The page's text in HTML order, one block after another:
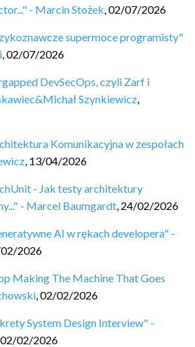
- Marcin Stożek,02/07/2026
supermoce programisty"
,02/07/2026
DevSecOps, czyli Zarf i
Szynkiewicz,
Komunikacyjna w zespołach
, 13/04/2026
- Jak testy architektury
- Marcel Baumgardt, 24/02/2026
AI w rękach developera" -
2026
Making The Machine That Goes
,02/02/2026
System Design Interview" -
02/02/2026